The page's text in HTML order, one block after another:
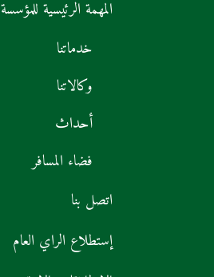
المهمة الرئيسية للمؤسسة
خدماتنا
وكالاتنا
أحداث
فضاء المسافر
اتصل بنا
إستطلاع الراي العام